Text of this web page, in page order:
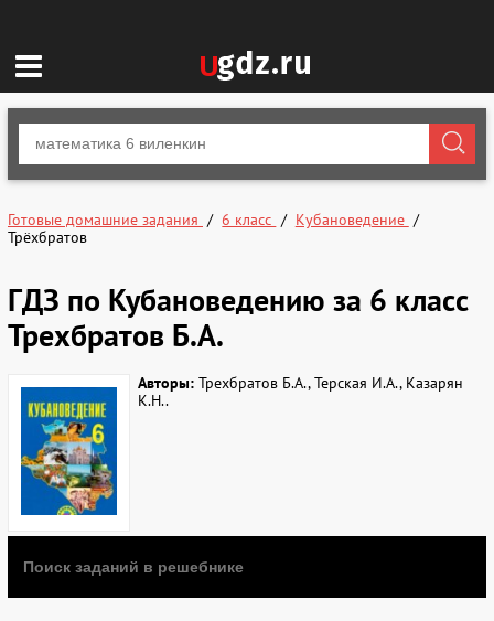
Готовые домашние задания 6 класс
Кубановедение
Трёхбратов
ГДЗ по Кубановедению за 6 класс
Трехбратов Б.А.
Авторы:Трехбратов Б.А., Терская И.А., Казарян
К.Н..